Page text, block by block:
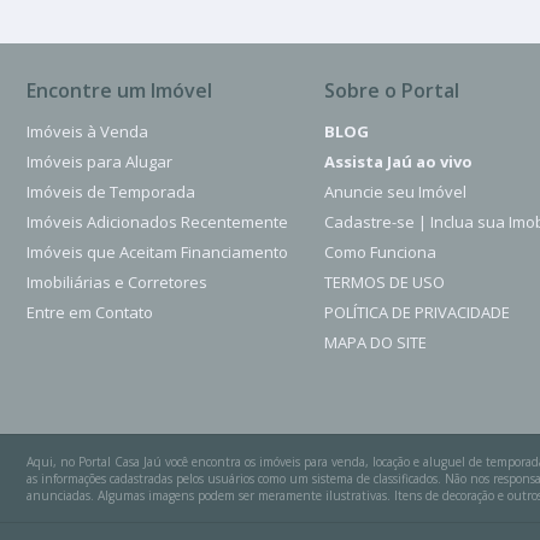
Encontre um Imóvel
Imóveis à Venda
Imóveis para Alugar
Imóveis de Temporada
Imóveis Adicionados Recentemente
Imóveis que Aceitam Financiamento
Imobiliárias e Corretores
Entre em Contato
Sobre o Portal
BLOG
Assista Jaú ao vivo
Anuncie seu Imóvel
Cadastre-se | Inclua sua
Como Funciona
TERMOS DE USO
POLÍTICA DE PRIVACIDADE
MAPA DO SITE
Aqui, no Portal Casa Jaú você encontra os imóveis para venda, locação e aluguel de
as informações cadastradas pelos usuários como um sistema de classificados. Não nos
anunciadas. Algumas imagens podem ser meramente ilustrativas. Itens de decoração e